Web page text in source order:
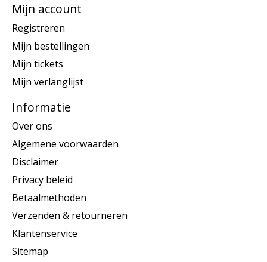
Mijn account
Registreren
Mijn bestellingen
Mijn tickets
Mijn verlanglijst
Informatie
Over ons
Algemene voorwaarden
Disclaimer
Privacy beleid
Betaalmethoden
Verzenden & retourneren
Klantenservice
Sitemap